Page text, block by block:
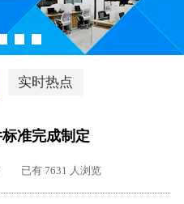
深一风采
联系我们
深优通系统V3.0
深一集团优势
外地客户专栏
实时热点
准完成制定
已有 7631 人浏览